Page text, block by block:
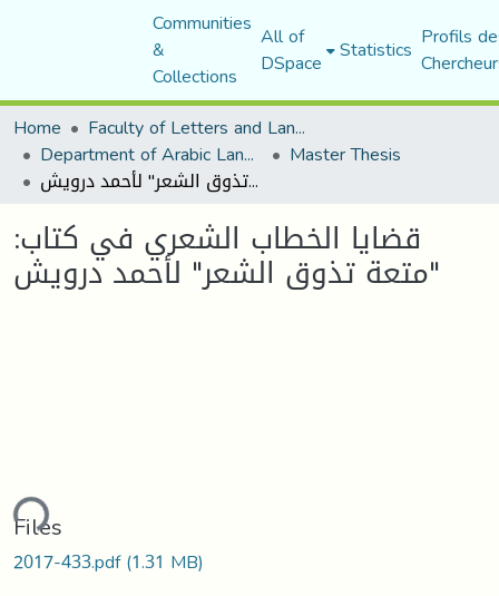
Communities
&
Collections
All of
DSpace Statistics Profils
Home
Faculty of Letters and Languages
Department of Arabic Language and Literature Master Thesis
قضایا الخطاب الشعري في كتاب: "متعة تذوق الشعر" لأحمد درویش
قضایا الخطاب الشعري في كتاب:
"متعة تذوق الشعر" لأحمد درویش
Files
2017-433.pdf(1.31 MB)